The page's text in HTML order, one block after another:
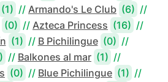
(1) // Armando's Le Club (6) //
(0) // Azteca Princess (16) //
(1) // B Pichilingue (0) //
// Balkones al mar (1) //
(0) // Blue Pichilingue (1) //